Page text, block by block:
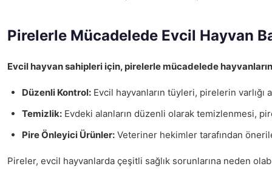
Pirelerle Mücadelede Evcil Hayvan
Evcil hayvan sahipleri için, pirelerle mücadelede
Düzenli Kontrol: Evcil hayvanların tüyleri, pirelerin varlığı
Temizlik: Evdeki alanların düzenli olarak temizlenmesi,
Pire Önleyici Ürünler: Veteriner hekimler tarafından
Pireler, evcil hayvanlarda çeşitli sağlık sorunlarına neden